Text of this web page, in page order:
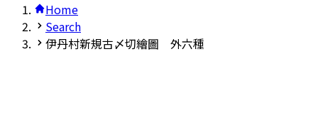
Home
Search
伊丹村新規古〆切繪圖 外六種